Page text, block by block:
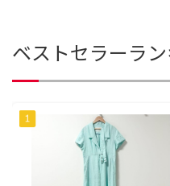
ベストセラーラ